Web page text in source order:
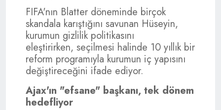
FIFA'nın Blatter döneminde birçok
skandala karıştığını savunan Hüseyin,
kurumun gizlilik politikasını
eleştirirken, seçilmesi halinde 10 yıllık bir
reform programıyla kurumun iç yapısını
değiştireceğini ifade ediyor.
Ajax'ın "efsane" başkanı, tek dönem
hedefliyor